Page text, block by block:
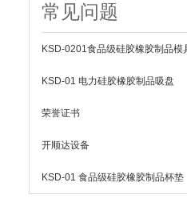
常见问题
KSD-0201食品级硅胶橡胶制品模
KSD-01 电力硅胶橡胶制品吸盘
荣誉证书
开顺达设备
KSD-01 食品级硅胶橡胶制品杯垫